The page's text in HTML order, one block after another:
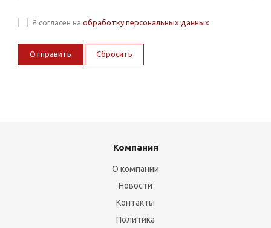
Я согласен на обработку персональных данных
Сбросить
Компания
О компании
Новости
Контакты
Политика